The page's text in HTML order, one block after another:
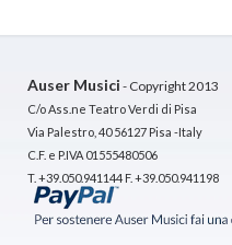
Auser Musici - Copyright 2013
C/o Ass.ne Teatro Verdi di Pisa
Via Palestro, 40 56127 Pisa -Italy
C.F. e P.IVA 01555480506
T. +39.050.941144 F. +39.050.941198